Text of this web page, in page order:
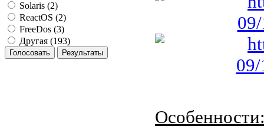
Solaris (2)
ReactOS (2)
FreeDos (3)
Другая (193)